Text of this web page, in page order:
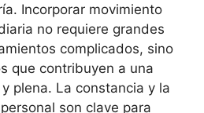
Incorporar movimiento
no requiere grandes
complicados, sino
que contribuyen a una
plena. La constancia y la
son clave para